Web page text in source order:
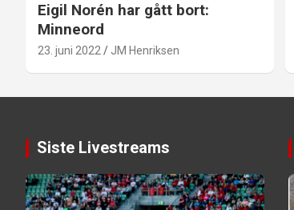
Eigil Norén har gått bort:
Minneord
23. juni 2022 JM Henriksen
Siste Livestreams